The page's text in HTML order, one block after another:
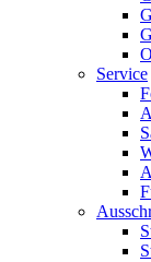
Service